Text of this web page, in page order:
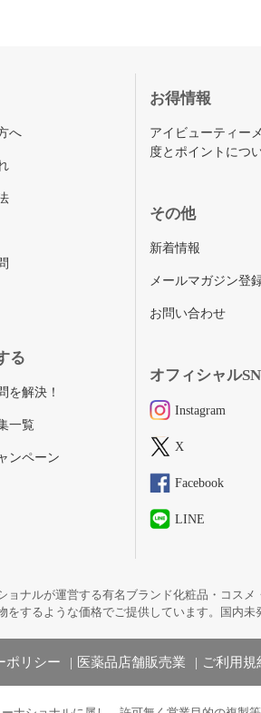
へ
る
を解決！
一覧
ンペーン
お得情報
アイビューティー
度とポイントにつ
その他
新着情報
メールマガジン登
お問い合わせ
オフィシャル
Instagram
X
Facebook
LINE
ナルが運営する有名ブランド化粧品・コスメ
するような価格でご提供しています。国内
ポリシー 医薬品店舗販売業 ご利用規